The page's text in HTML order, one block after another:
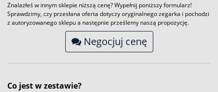
Znalazłeś w innym sklepie niższą cenę? Wypełnij poniższy formularz!
Sprawdzimy, czy przesłana oferta dotyczy oryginalnego zegarka i pochodzi
z autoryzowanego sklepu a następnie prześlemy naszą propozycję.
Negocjuj cenę
Co jest w zestawie?